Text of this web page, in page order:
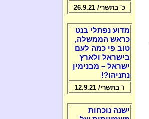
כ' בתשרי/ 26.9.21
מדוע נפתלי בנט
כראש הממשלה,
טוב פי כמה לעם
בישראל ולארץ
ישראל – מבנימין
נתניהו?!
ו' בתשרי/ 12.9.21
ישנה נוכחות